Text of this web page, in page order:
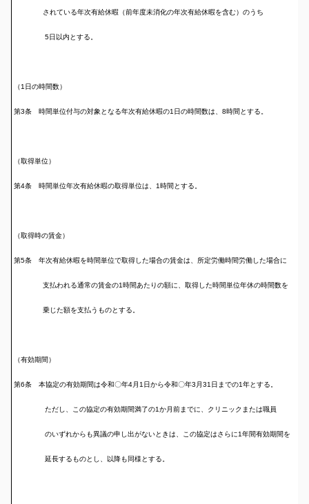
されている年次有給休暇（前年度未消化の年次有給休暇を含む）のうち
5日以内とする。
（1日の時間数）
第3条 時間単位付与の対象となる年次有給休暇の1日の時間数は、8時間とする。
（取得単位）
第4条 時間単位年次有給休暇の取得単位は、1時間とする。
（取得時の賃金）
第5条 年次有給休暇を時間単位で取得した場合の賃金は、所定労働時間労働した場合に
支払われる通常の賃金の1時間あたりの額に、取得した時間単位年休の時間数を
乗じた額を支払うものとする。
（有効期間）
第6条 本協定の有効期間は令和〇年4月1日から令和〇年3月31日までの1年とする。
ただし、この協定の有効期間満了の1か月前までに、クリニックまたは職員
のいずれからも異議の申し出がないときは、この協定はさらに1年間有効期間を
延長するものとし、以降も同様とする。